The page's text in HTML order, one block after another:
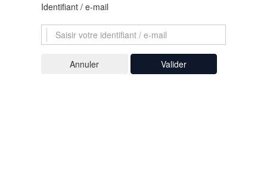
Identifiant / e-mail
Valider